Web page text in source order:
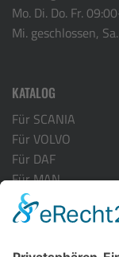
Mo. Di. Do. Fr.
Mi. geschlossen,
KATALOG
Für SCANIA
Für VOLVO
Für DAF
Für MAN
Für ACTROS MP-4
Für RENAULT